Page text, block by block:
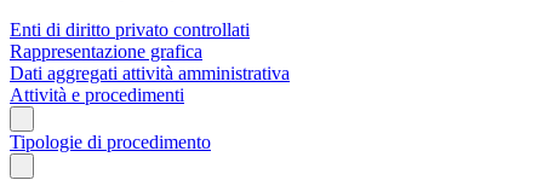
Enti di diritto privato controllati
Rappresentazione grafica
Dati aggregati attività amministrativa
Attività e procedimenti
Tipologie di procedimento